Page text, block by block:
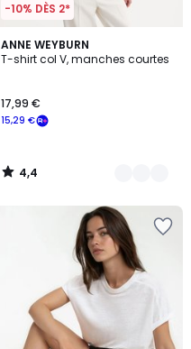
-10% DÈS 2*
ANNE WEYBURN
T-shirt col V, manches courtes
15,29 €
17,99 €
4,4
/ 5
3
Couleurs
4,4
/